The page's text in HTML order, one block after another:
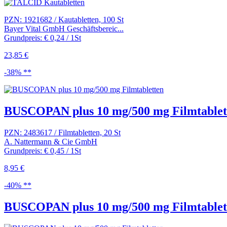
PZN: 1921682 / Kautabletten, 100 St
Bayer Vital GmbH Geschäftsbereic...
Grundpreis: € 0,24 / 1St
23,85 €
-38% **
BUSCOPAN plus 10 mg/500 mg
PZN: 2483617 / Filmtabletten, 20 St
A. Nattermann & Cie GmbH
Grundpreis: € 0,45 / 1St
8,95 €
-40% **
BUSCOPAN plus 10 mg/500 mg